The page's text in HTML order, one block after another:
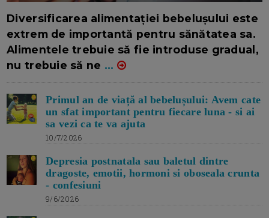
Diversificarea alimentației bebelușului este
extrem de importantă pentru sănătatea sa.
Alimentele trebuie să fie introduse gradual,
nu trebuie să ne ...
Primul an de viață al bebelușului: Avem cate
un sfat important pentru fiecare luna - si ai
sa vezi ca te va ajuta
10/7/2026
Depresia postnatala sau baletul dintre
dragoste, emotii, hormoni si oboseala crunta
- confesiuni
9/6/2026